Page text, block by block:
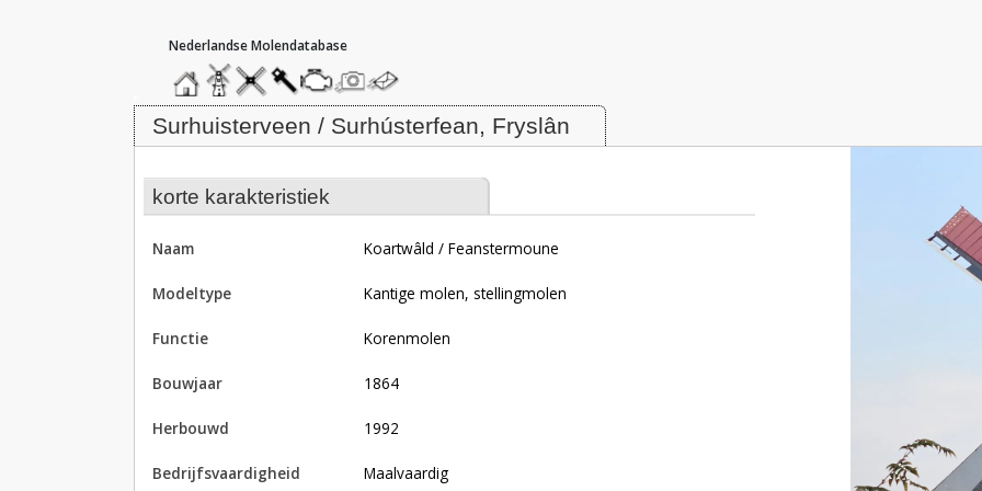
hoofdmenu
homemolendatabase
roedendatabase
assendatabase
motorendatabase
stuur
een
foto
stuur
een
bericht
Molen Koartwâld / Feanstermoune, Surhuisterveen / Surhústerfean
Surhuisterveen / Surhústerfean, Fryslân
korte karakteristiek
naam Koartwâld / Feanstermoune
modeltype Kantige molen, stellingmolen
functie korenmolen
bouwjaar 1864
herbouwd 1992
bedrijfsvaardigheid Maalvaardig